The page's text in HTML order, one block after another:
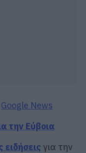
Google News
την Εύβοια
ειδήσεις για την